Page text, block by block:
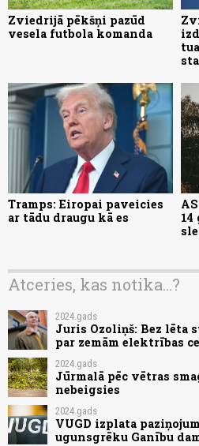
Zviedrijā pēkšņi pazūd
vesela futbola komanda
Tramps: Eiropai paveicies
ar tādu draugu kā es
14
Atceries, kas notika...?
2024.gads
Juris Ozoliņš: Bez lēta
par zemām elektrības
2024.gads
Jūrmalā pēc vētras
nebeigsies
2024.gads
VUGD izplata
ugunsgrēku Ganību